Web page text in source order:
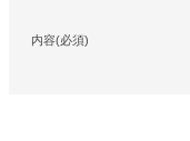
内容(必須)